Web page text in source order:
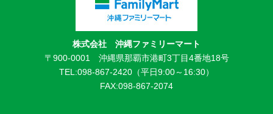
株式会社 沖縄ファミリーマート
〒900-0001 沖縄県那覇市港町3丁目4番地18号
TEL:098-867-2420（平日9:00～16:30）
FAX:098-867-2074